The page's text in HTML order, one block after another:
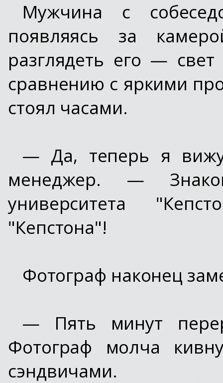
Мужчина с
появляясь за
разглядеть его —
сравнению с яркими
стоял часами.
— Да, теперь я
менеджер. —
университета
"Кепстона"!
Фотограф наконец
— Пять минут
Фотограф молча
сэндвичами.